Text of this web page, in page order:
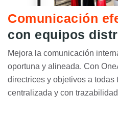
Comunicación
con equipos
Mejora la comunicación
oportuna y alineada. Con
directrices y objetivos a todas
centralizada y con